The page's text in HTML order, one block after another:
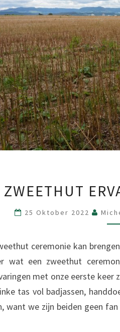
ZWEETHUT
25 Oktober 2022
ceremonie kan
wat een zweethut
met onze eerste keer
tas vol badjassen,
want we zijn beiden geen